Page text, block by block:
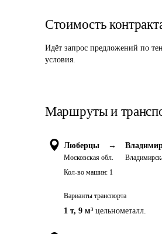
Стоимость
Идёт запрос предложений по
условия.
Маршруты и
Люберцы →
Московская обл.
Кол-во машин: 1
Варианты транспорта
1 т, 9 м³ цельнометалл.